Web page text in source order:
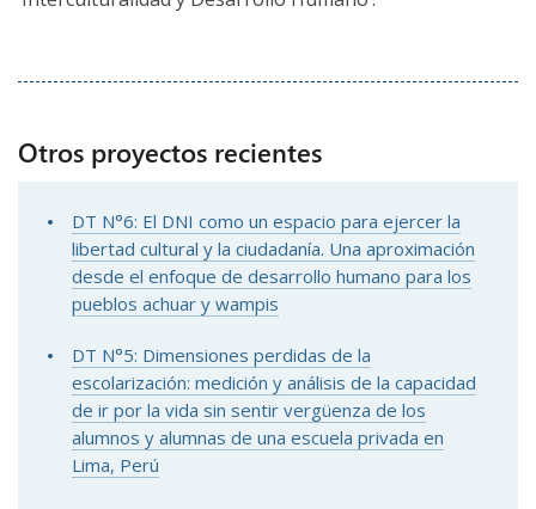
Otros proyectos recientes
DT N°6: El DNI como un espacio para ejercer la
libertad cultural y la ciudadanía. Una aproximación
desde el enfoque de desarrollo humano para los
pueblos achuar y wampis
DT N°5: Dimensiones perdidas de la
escolarización: medición y análisis de la capacidad
de ir por la vida sin sentir vergüenza de los
alumnos y alumnas de una escuela privada en
Lima, Perú